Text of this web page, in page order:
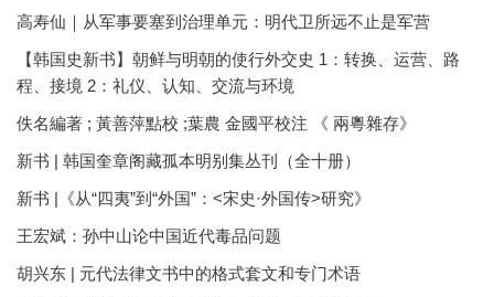
高寿仙｜从军事要塞到治理单元：明代卫所远不止是军营
【韩国史新书】朝鲜与明朝的使行外交史 1：转换、运营、路
程、接境 2：礼仪、认知、交流与环境
佚名編著 ; 黃善萍點校 ;葉農 金國平校注 《 兩粵雜存》
新书 | 韩国奎章阁藏孤本明别集丛刊（全十册）
新书 |《从“四夷”到“外国”：<宋史·外国传>研究》
王宏斌：孙中山论中国近代毒品问题
胡兴东 | 元代法律文书中的格式套文和专门术语